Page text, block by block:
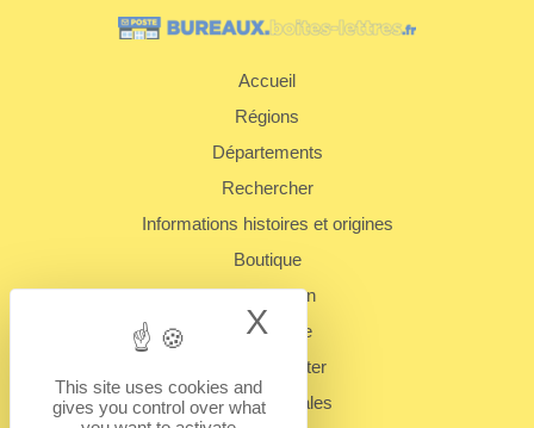
Accueil
Régions
Départements
Rechercher
Informations histoires et origines
Boutique
Présentation
Plan du site
Nous contacter
Mentions légales
This site uses cookies and
gives you control over what
X Hide cookie